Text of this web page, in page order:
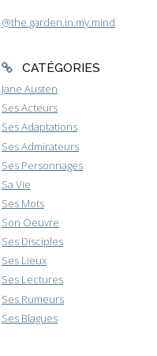
@the.garden.in.my.mind
CATÉGORIES
Jane Austen
Ses Acteurs
Ses Adaptations
Ses Admirateurs
Ses Personnages
Sa Vie
Ses Mots
Son Oeuvre
Ses Disciples
Ses Lieux
Ses Lectures
Ses Rumeurs
Ses Blagues